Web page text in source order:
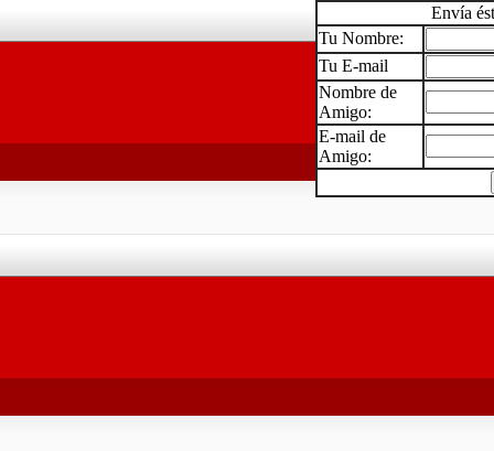
Envía
Tu Nombre:
Tu E-mail
Nombre de
Amigo:
E-mail de
Amigo: